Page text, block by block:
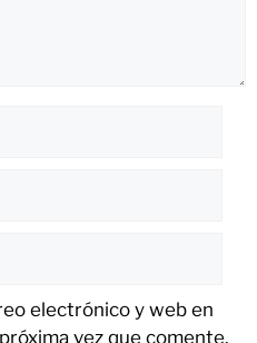
electrónico y web en
vez que comente.